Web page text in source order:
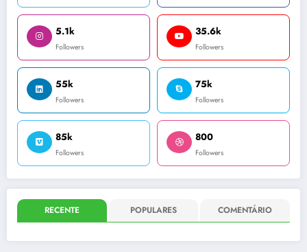
5.1k
Followers
35.6k
Followers
55k
Followers
75k
Followers
85k
Followers
800
Followers
RECENTE POPULARES COMENTÁRIO